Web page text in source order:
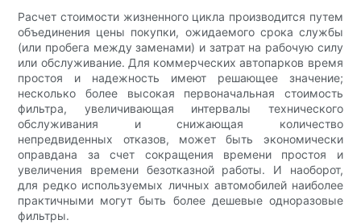
Расчет стоимости жизненного цикла производится путем
объединения цены покупки, ожидаемого срока службы
(или пробега между заменами) и затрат на рабочую силу
или обслуживание. Для коммерческих автопарков время
простоя и надежность имеют решающее значение;
несколько более высокая первоначальная стоимость
фильтра, увеличивающая интервалы технического
обслуживания и снижающая количество
непредвиденных отказов, может быть экономически
оправдана за счет сокращения времени простоя и
увеличения времени безотказной работы. И наоборот,
для редко используемых личных автомобилей наиболее
практичными могут быть более дешевые одноразовые
фильтры.